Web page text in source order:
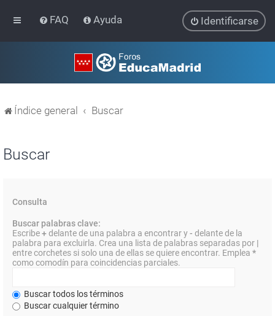
FAQ Ayuda Identificarse
Índice general Buscar
Buscar
Consulta
Buscar palabras clave:
Escribe+delante de una palabra a encontrar y- delante de la
palabra para excluirla. Crea una lista de palabras separadas por |
entre corchetes si solo una de ellas se quiere encontrar. Emplea *
como comodín para coincidencias parciales.
Buscar todos los términos
Buscar cualquier término